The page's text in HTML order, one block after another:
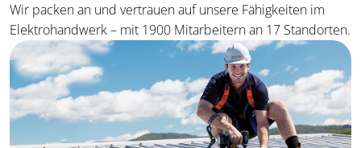
Wir packen an und vertrauen auf unsere Fähigkeiten im
Elektrohandwerk – mit 1900 Mitarbeitern an 17 Standorten.